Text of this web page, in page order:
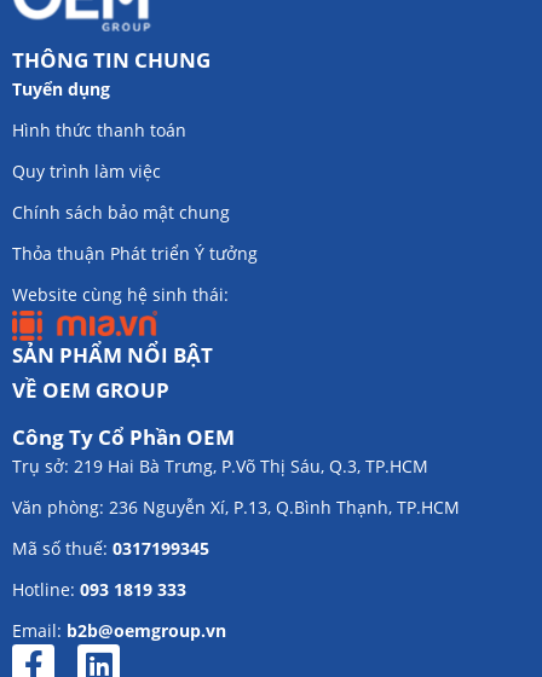
THÔNG TIN CHUNG
Tuyển dụng
Hình thức thanh toán
Quy trình làm việc
Chính sách bảo mật chung
Thỏa thuận Phát triển Ý tưởng
Website cùng hệ sinh thái:
SẢN PHẨM NỔI BẬT
VỀ OEM GROUP
Công Ty Cổ Phần OEM
Trụ sở: 219 Hai Bà Trưng, P.Võ Thị Sáu, Q.3, TP.HCM
Văn phòng: 236 Nguyễn Xí, P.13, Q.Bình Thạnh, TP.HCM
Mã số thuế: 0317199345
Hotline: 093 1819 333
Email: b2b@oemgroup.vn